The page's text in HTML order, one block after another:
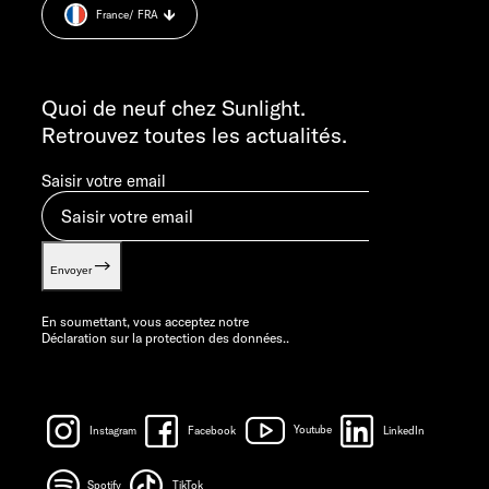
DU LUNDI AU JEUDI : 7H30 – 12H00 H ET 13H00 – 16H00
LE VENDREDI : 7H30 - 12H00
info@sunlight.de
Informations sur le poids.
Quoi de neuf chez Sunlight.
Retrouvez toutes les actualités.
Saisir votre email
Envoyer
En soumettant, vous acceptez notre
Déclaration sur la protection des données..
Instagram Facebook Youtube LinkedIn
Spotify TikTok
France/ FRA